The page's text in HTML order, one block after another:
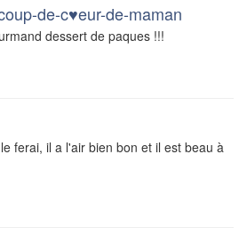
de-c♥eur-de-maman
dessert de paques !!!
ferai, il a l'air bien bon et il est beau à